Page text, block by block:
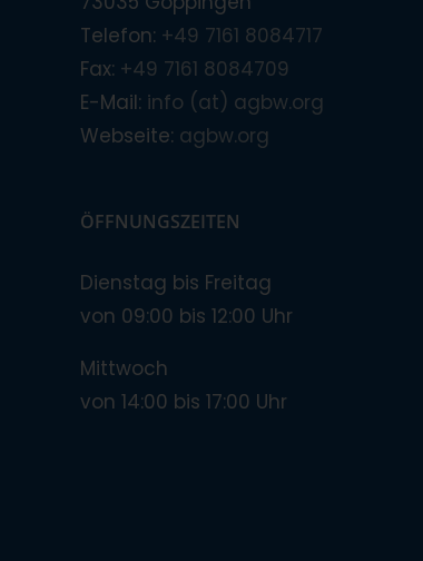
Telefon: +49 7161 8084717
Fax: +49 7161 8084709
E-Mail: info (at) agbw.org
Webseite: agbw.org
ÖFFNUNGSZEITEN
Dienstag bis Freitag
von 09:00 bis 12:00 Uhr
Mittwoch
von 14:00 bis 17:00 Uhr